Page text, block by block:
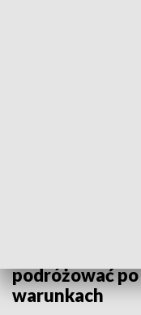
podróżować
warunkach